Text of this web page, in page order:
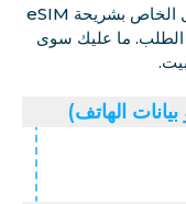
بعد الشراء، ستتلقى رمز QR ورمز التفعيل الخاص بشريحة eSIM
الطلب. ما عليك سوى
الهاتف)